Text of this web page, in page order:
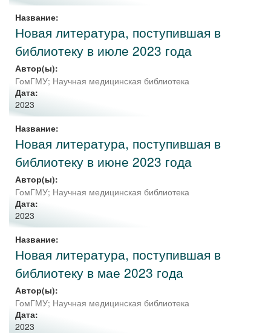
Название:
Новая литература, поступившая в
библиотеку в июле 2023 года
Автор(ы):
ГомГМУ; Научная медицинская библиотека
Дата:
2023
Название:
Новая литература, поступившая в
библиотеку в июне 2023 года
Автор(ы):
ГомГМУ; Научная медицинская библиотека
Дата:
2023
Название:
Новая литература, поступившая в
библиотеку в мае 2023 года
Автор(ы):
ГомГМУ; Научная медицинская библиотека
Дата:
2023